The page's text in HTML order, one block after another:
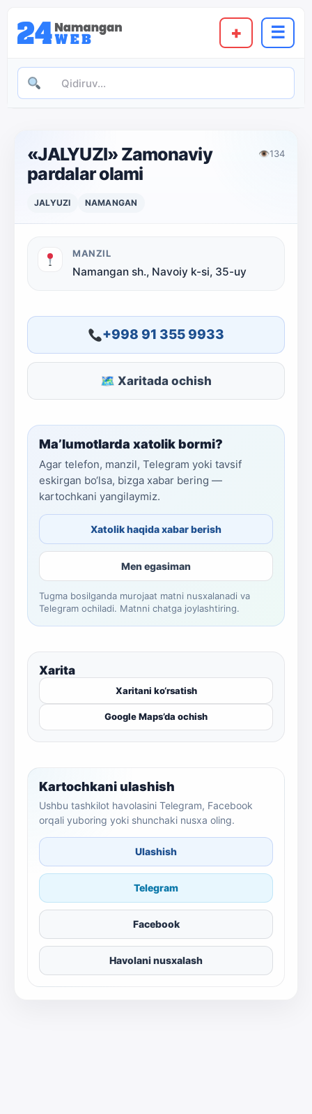
+ ☰
«JALYUZI» Zamonaviy
pardalar olami
👁134
JALYUZI NAMANGAN
MANZIL
Namangan sh., Navoiy k-si, 35-uy
+998 91 355 9933
🗺 Xaritada ochish
Ma’lumotlarda xatolik bormi?
Agar telefon, manzil, Telegram yoki tavsif
eskirgan bo‘lsa, bizga xabar bering —
kartochkani yangilaymiz.
Xatolik haqida xabar berish
Men egasiman
Tugma bosilganda murojaat matni nusxalanadi va
Telegram ochiladi. Matnni chatga joylashtiring.
Xarita
Xaritani ko‘rsatish
Google Maps’da ochish
Kartochkani ulashish
Ushbu tashkilot havolasini Telegram, Facebook
orqali yuboring yoki shunchaki nusxa oling.
Ulashish
Telegram
Facebook
Havolani nusxalash